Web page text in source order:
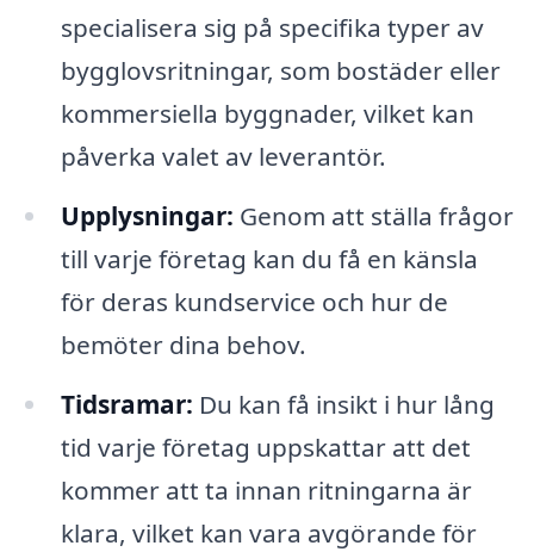
specialisera sig på specifika typer av
bygglovsritningar, som bostäder eller
kommersiella byggnader, vilket kan
påverka valet av leverantör.
Upplysningar: Genom att ställa frågor
till varje företag kan du få en känsla
för deras kundservice och hur de
bemöter dina behov.
Tidsramar: Du kan få insikt i hur lång
tid varje företag uppskattar att det
kommer att ta innan ritningarna är
klara, vilket kan vara avgörande för